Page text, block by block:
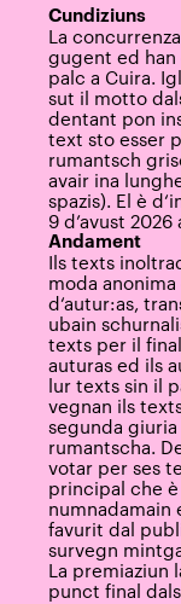
Cundiziuns
La
gugent ed
palc a Cuira.
sut il motto
dentant pon
text sto esser
rumantsch
avair ina
spazis). El è
9 d’avust 2026
Andament
Ils texts
moda
d‘autur:as,
ubain
texts per il
auturas ed ils
lur texts sin il
vegnan ils
segunda
rumantscha.
votar per ses
principal che è
numnadamain
favurit dal
survegn
La premiaziun
punct final